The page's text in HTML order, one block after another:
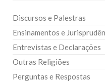
Discursos e Palestras
Ensinamentos e
Entrevistas e Declarações
Outras Religiões
Perguntas e Respostas